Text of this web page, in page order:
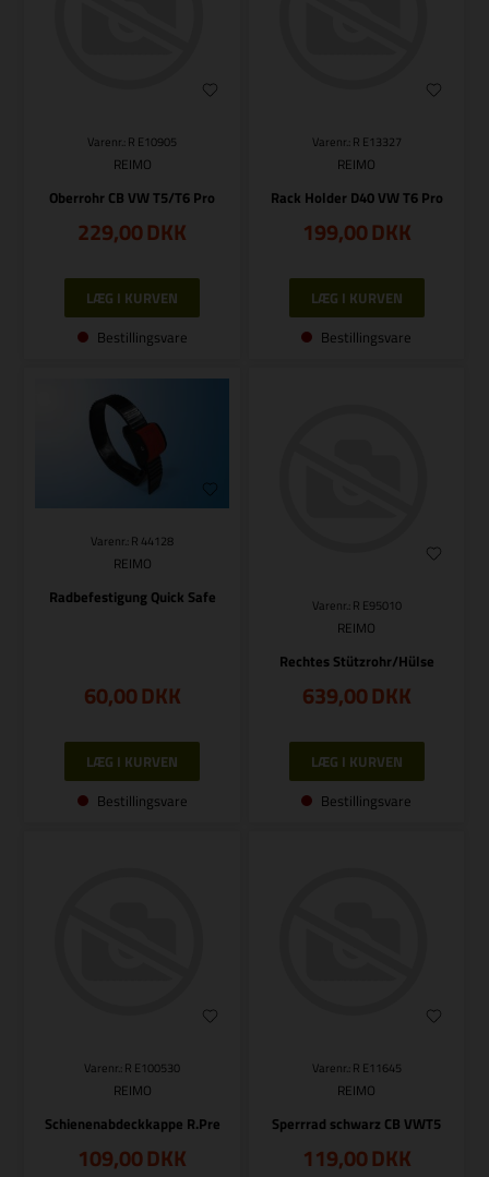
Varenr.: R E10905
REIMO
Oberrohr CB VW T5/T6 Pro
229,00DKK
Bestillingsvare
Varenr.: R E13327
REIMO
Rack Holder D40 VW T6 Pro
199,00DKK
Bestillingsvare
Varenr.: R 44128
REIMO
Radbefestigung Quick Safe
60,00DKK
Bestillingsvare
Varenr.: R E95010
REIMO
Rechtes Stützrohr/Hülse
639,00DKK
Bestillingsvare
Varenr.: R E100530
REIMO
Schienenabdeckkappe R.Pre
109,00DKK
Varenr.: R E11645
REIMO
Sperrrad schwarz CB VWT5
119,00DKK